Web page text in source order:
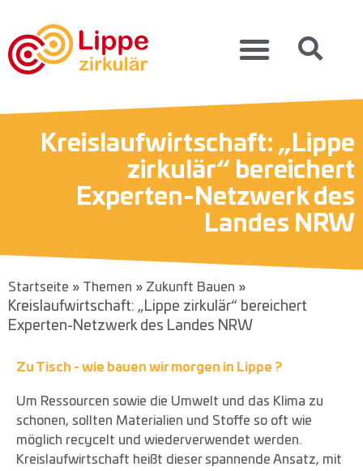
Kreislaufwirtschaft: „Lippe
zirkulär“ bereichert
Experten-Netzwerk des
Landes NRW
Startseite » Themen » Zukunft Bauen »
Kreislaufwirtschaft: „Lippe zirkulär“ bereichert
Experten-Netzwerk des Landes NRW
Zu Tisch - wie bauen wir morgen in Lippe ?
Um Ressourcen sowie die Umwelt und das Klima zu
schonen, sollten Materialien und Stoffe so oft wie
möglich recycelt und wiederverwendet werden.
Kreislaufwirtschaft heißt dieser spannende Ansatz, mit